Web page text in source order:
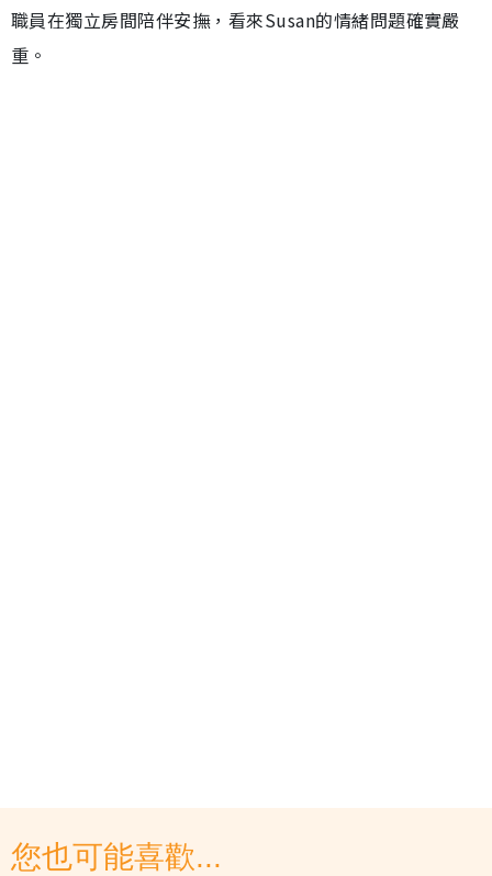
職員在獨立房間陪伴安撫，看來Susan的情緒問題確實嚴
重。
您也可能喜歡...